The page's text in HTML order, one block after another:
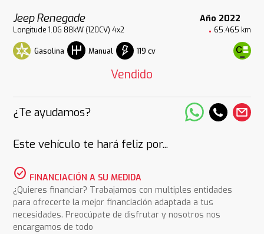
Jeep Renegade Año 2022
Longitude 1.0G 88kW (120CV) 4x2 65.465 km
Gasolina Manual 119 cv
Vendido
¿Te ayudamos?
Este vehículo te hará feliz por...
check_circle FINANCIACIÓN A SU MEDIDA
¿Quieres financiar? Trabajamos con multiples entidades
para ofrecerte la mejor financiación adaptada a tus
necesidades. Preocúpate de disfrutar y nosotros nos
encargamos de todo